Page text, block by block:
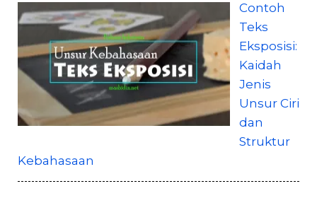
Contoh
Teks
Eksposisi:
Kaidah
Jenis
Unsur Ciri
dan
Struktur
Kebahasaan